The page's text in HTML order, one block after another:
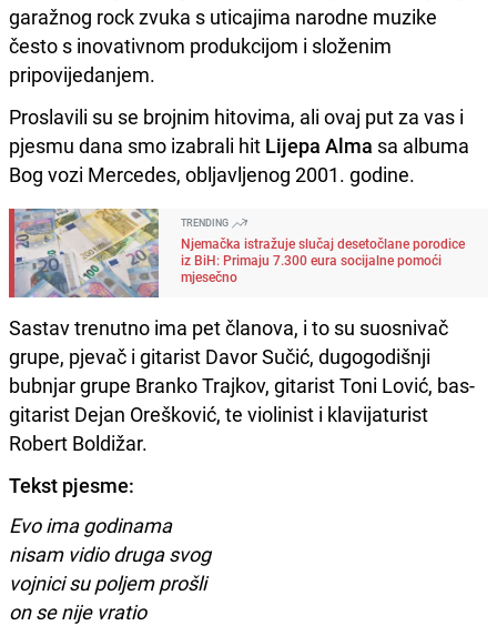
garažnog rock zvuka s uticajima narodne muzike
često s inovativnom produkcijom i složenim
pripovijedanjem.
Proslavili su se brojnim hitovima, ali ovaj put za vas i
pjesmu dana smo izabrali hit Lijepa Alma sa albuma
Bog vozi Mercedes, obljavljenog 2001. godine.
TRENDING
Njemačka istražuje slučaj desetočlane porodice
iz BiH: Primaju 7.300 eura socijalne pomoći
mjesečno
Sastav trenutno ima pet članova, i to su suosnivač
grupe, pjevač i gitarist Davor Sučić, dugogodišnji
bubnjar grupe Branko Trajkov, gitarist Toni Lović, bas-
gitarist Dejan Orešković, te violinist i klavijaturist
Robert Boldižar.
Tekst pjesme:
Evo ima godinama
nisam vidio druga svog
vojnici su poljem prošli
on se nije vratio